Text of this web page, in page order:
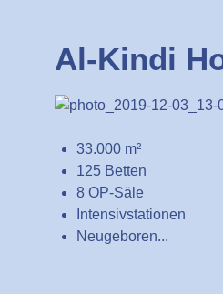
Al-Kindi
33.000 m²
125 Betten
8 OP-Säle
Intensivstationen
Neugeboren...